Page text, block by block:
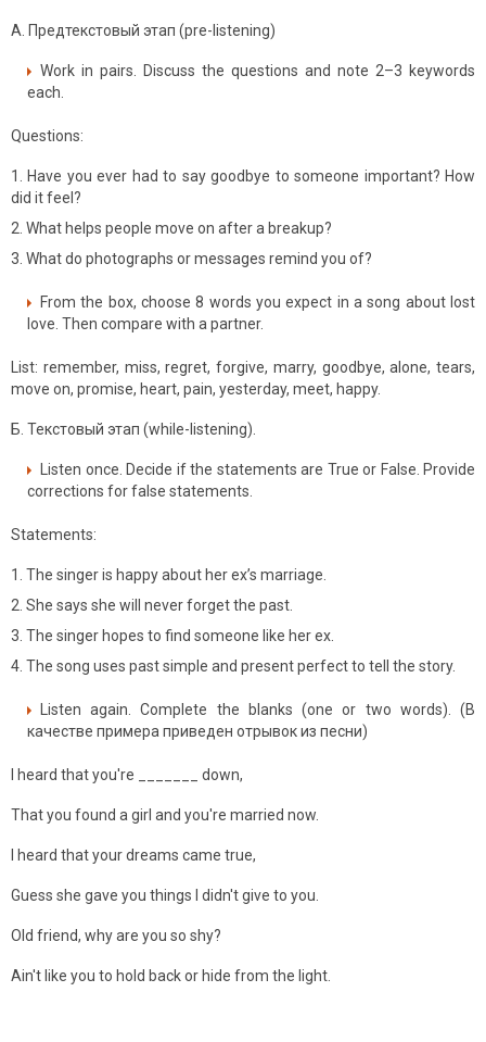
А. Предтекстовый этап (pre-listening)
Work in pairs. Discuss the questions and note 2–3 keywords
each.
Questions:
Have you ever had to say goodbye to someone important? How
did it feel?
What helps people move on after a breakup?
What do photographs or messages remind you of?
From the box, choose 8 words you expect in a song about lost
love. Then compare with a partner.
List: remember, miss, regret, forgive, marry, goodbye, alone, tears,
move on, promise, heart, pain, yesterday, meet, happy.
Б. Текстовый этап (while-listening).
Listen once. Decide if the statements are True or False. Provide
corrections for false statements.
Statements:
The singer is happy about her ex’s marriage.
She says she will never forget the past.
The singer hopes to find someone like her ex.
The song uses past simple and present perfect to tell the story.
Listen again. Complete the blanks (one or two words). (В
качестве примера приведен отрывок из песни)
I heard that you're _______ down,
That you found a girl and you're married now.
I heard that your dreams came true,
Guess she gave you things I didn't give to you.
Old friend, why are you so shy?
Ain't like you to hold back or hide from the light.